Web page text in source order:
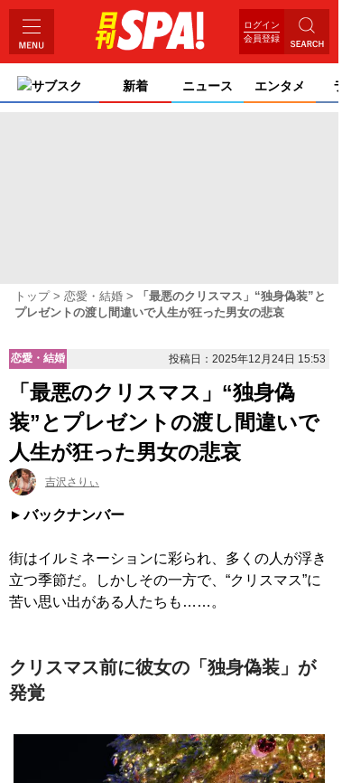
ログイン
会員登録
サブスク 新着 ニュース エンタメ
トップ 恋愛・結婚
「最悪のクリスマス」“独身偽装”と
プレゼントの渡し間違いで人生が狂った男女の悲哀
恋愛・結婚 投稿日：2025年12月24日 15:53
「最悪のクリスマス」“独身偽
装”とプレゼントの渡し間違いで
人生が狂った男女の悲哀
吉沢さりぃ
バックナンバー
街はイルミネーションに彩られ、多くの人が浮き
立つ季節だ。しかしその一方で、“クリスマス”に
苦い思い出がある人たちも……。
クリスマス前に彼女の「独身偽装」が
発覚